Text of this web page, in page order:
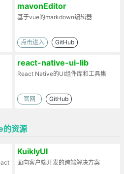
mavonEditor
基于vue的markdown编辑器
点击进入 GitHub
react-native-ui-lib
React Native的UI组件库和工具集
官网 GitHub
资源
KuiklyUI
面向客户端开发的跨端解决方案